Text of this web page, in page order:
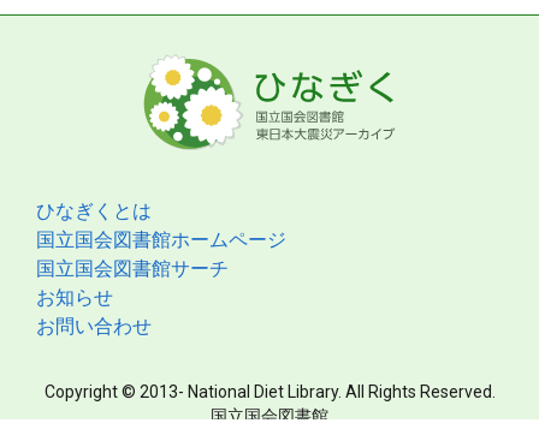
ひなぎくとは
国立国会図書館ホームページ
国立国会図書館サーチ
お知らせ
お問い合わせ
Copyright © 2013- National Diet Library. All Rights Reserved.